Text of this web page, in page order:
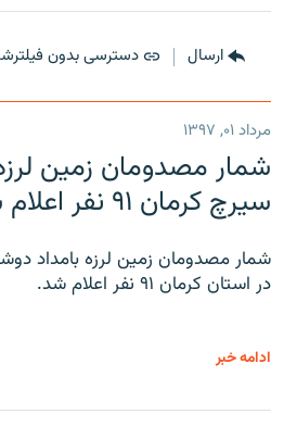
ارسال دسترسی بدون
مرداد ۰۱, ۱۳۹۷
شمار مصدومان زمین
سیرچ کرمان ۹۱ نفر اعلام شد
شمار مصدومان زمین لرزه بامداد
در استان کرمان ۹۱ نفر اعلام شد.
ادامه خبر